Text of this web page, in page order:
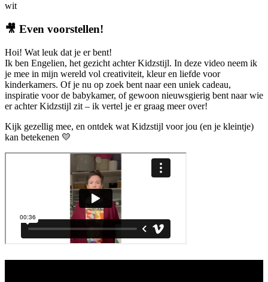
wit
🎥 Even voorstellen!
Hoi! Wat leuk dat je er bent!
Ik ben Engelien, het gezicht achter Kidzstijl. In deze video neem ik
je mee in mijn wereld vol creativiteit, kleur en liefde voor
kinderkamers. Of je nu op zoek bent naar een uniek cadeau,
inspiratie voor de babykamer, of gewoon nieuwsgierig bent naar wie
er achter Kidzstijl zit – ik vertel je er graag meer over!
Kijk gezellig mee, en ontdek wat Kidzstijl voor jou (en je kleintje)
kan betekenen 💛